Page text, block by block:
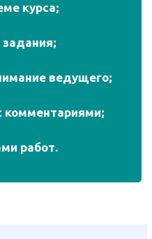
курса;
задания;
ведущего;
комментариями;
работ.